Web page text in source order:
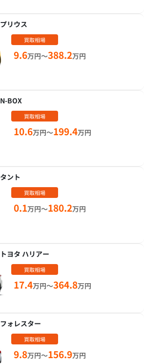
プリウス
買取相場
9.6万円～388.2万円
N-BOX
買取相場
10.6万円～199.4万円
タント
買取相場
0.1万円～180.2万円
トヨタ ハリアー
買取相場
17.4万円～364.8万円
フォレスター
買取相場
9.8万円～156.9万円